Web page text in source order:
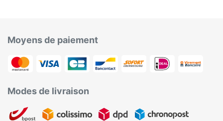
Moyens de paiement
Modes de livraison